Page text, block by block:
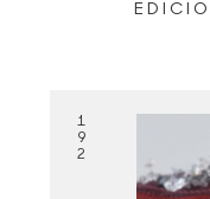
1
9
2